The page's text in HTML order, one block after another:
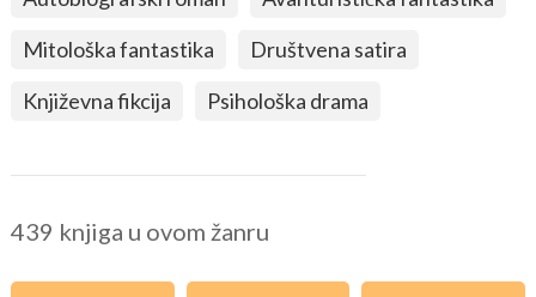
Mitološka fantastika
Društvena satira
Književna fikcija
Psihološka drama
439 knjiga u ovom žanru